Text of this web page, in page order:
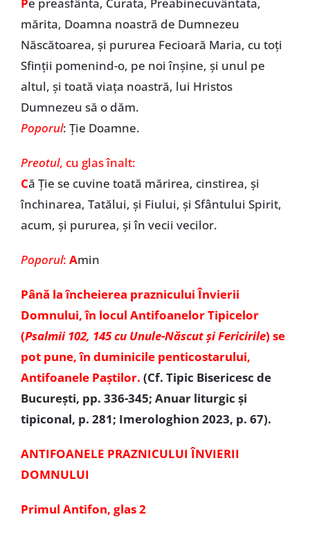
mărita, Doamna noastră de Dumnezeu
Născătoarea, și pururea Fecioară Maria, cu toți
Sfinții pomenind-o, pe noi înșine, și unul pe
altul, și toată viața noastră, lui Hristos
Dumnezeu să o dăm.
Poporul: Ție Doamne.
Preotul, cu glas înalt:
Că Ție se cuvine toată mărirea, cinstirea, și
închinarea, Tatălui, și Fiului, și Sfântului Spirit,
acum, și pururea, și în vecii vecilor.
Poporul: Amin
Până la încheierea praznicului Învierii
Domnului, în locul Antifoanelor Tipicelor
(Psalmii 102, 145 cu Unule-Născut și Fericirile) se
pot pune, în duminicile penticostarului,
Antifoanele Paștilor. (Cf. Tipic Bisericesc de
București, pp. 336-345; Anuar liturgic și
tipiconal, p. 281; Imerologhion 2023, p. 67).
ANTIFOANELE PRAZNICULUI ÎNVIERII
DOMNULUI
Primul Antifon, glas 2